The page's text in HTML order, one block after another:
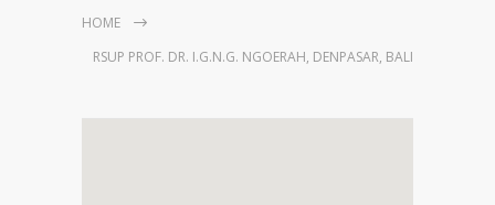
HOME
RSUP PROF. DR. I.G.N.G. NGOERAH, DENPASAR, BALI